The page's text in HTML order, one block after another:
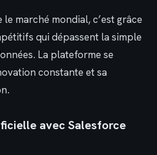
marché mondial, c’est grâce
qui dépassent la simple
La plateforme se
constante et sa
avec Salesforce